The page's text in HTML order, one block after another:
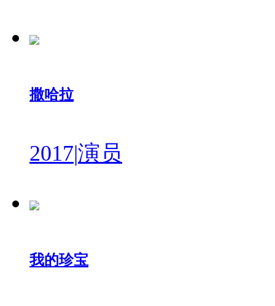
撒哈拉
2017|演员
我的珍宝